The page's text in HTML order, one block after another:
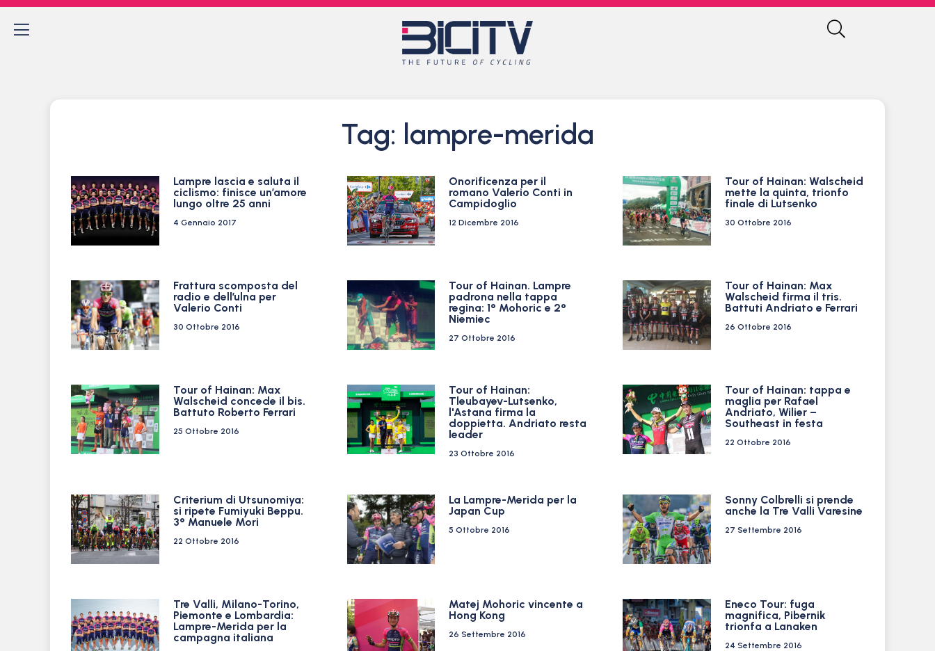
Tag: lampre-merida
Lampre lascia e saluta il
ciclismo: finisce un’amore
lungo oltre 25 anni
4 Gennaio 2017
Onorificenza per il
romano Valerio Conti in
Campidoglio
12 Dicembre 2016
Tour of Hainan: Walscheid
mette la quinta, trionfo
finale di Lutsenko
30 Ottobre 2016
Frattura scomposta del
radio e dell’ulna per
Valerio Conti
30 Ottobre 2016
Tour of Hainan. Lampre
padrona nella tappa
regina: 1° Mohoric e 2°
Niemiec
27 Ottobre 2016
Tour of Hainan: Max
Walscheid firma il tris.
Battuti Andriato e Ferrari
26 Ottobre 2016
Tour of Hainan: Max
Walscheid concede il bis.
Battuto Roberto Ferrari
25 Ottobre 2016
Tour of Hainan:
Tleubayev-Lutsenko,
l'Astana firma la
doppietta. Andriato resta
leader
23 Ottobre 2016
Tour of Hainan: tappa e
maglia per Rafael
Andriato, Wilier –
Southeast in festa
22 Ottobre 2016
Criterium di Utsunomiya:
si ripete Fumiyuki Beppu.
3° Manuele Mori
22 Ottobre 2016
La Lampre-Merida per la
Japan Cup
5 Ottobre 2016
Sonny Colbrelli si prende
anche la Tre Valli Varesine
27 Settembre 2016
Tre Valli, Milano-Torino,
Piemonte e Lombardia:
Lampre-Merida per la
campagna italiana
Matej Mohoric vincente a
Hong Kong
26 Settembre 2016
Eneco Tour: fuga
magnifica, Pibernik
trionfa a Lanaken
24 Settembre 2016